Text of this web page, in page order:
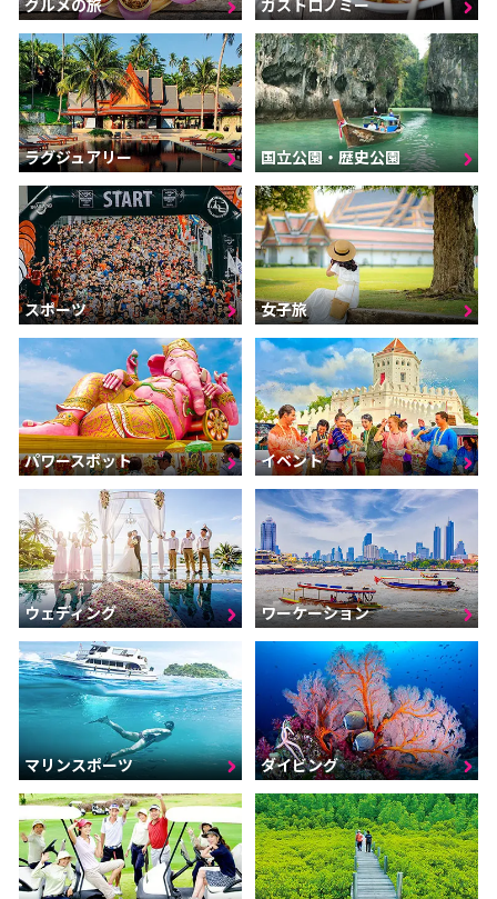
グルメの旅 ガストロノミー
ラグジュアリー 国立公園・歴史公園
スポーツ 女子旅
パワースポット イベント
ウェディング ワーケーション
マリンスポーツ ダイビング